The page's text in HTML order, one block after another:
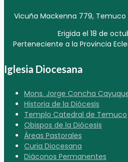
Vicuña Mackenna 779, Temuco
Erigida el 18 de
Perteneciente a la Provincia
Iglesia Diocesana
Mons. Jorge Concha
Historia de la Diócesis
Templo Catedral de Temuco
Obispos de la Diócesis
Áreas Pastorales
Curia Diocesana
Diáconos Permanentes